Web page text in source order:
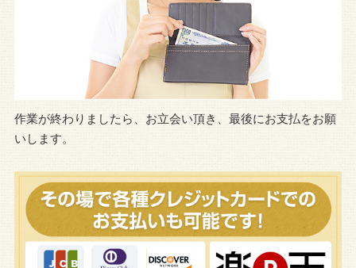
作業が終わりましたら、お立会い頂き、最後にお支払をお願
いします。